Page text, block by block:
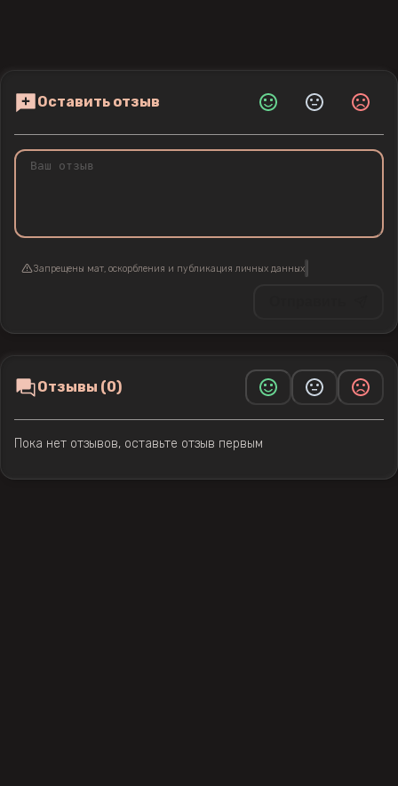
Оставить отзыв
Запрещены мат, оскорбления и публикация личных данных
Отзывы (0)
Пока нет отзывов, оставьте отзыв первым